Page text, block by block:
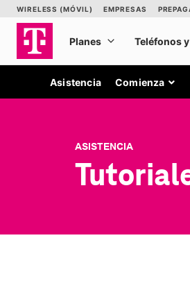
Asistencia Comienza
ASISTENCIA